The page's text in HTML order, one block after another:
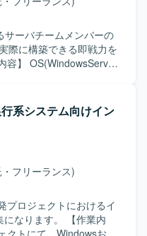
Hyper-Vを用いた
きます。 Active
盤設計をご担当いただき
などの基盤システム刷新
アウォール、アクセス制
っていただきます。 社
務推進を行っていただ
ークの要件定義から設
る方を求めておりま
ニケーションを円滑に
断できる方を歓迎いた
ら、安定したシステム運
だける方を想定してお
サーバチームメンバーの
際に構築できる即戦力を
を担当します。 チームメ
ョンおよび調整を行い
&レプリケーション、ネ
どに関する業務を行う
み、チームメンバーや
が取れる方を求めてい
盤の設計・構築に深く携
してのスキルを高めて
系システム向けイン
フリーランス)
プロジェクトにおけるイ
す。 【作業内
クトにて、Windowsおよ